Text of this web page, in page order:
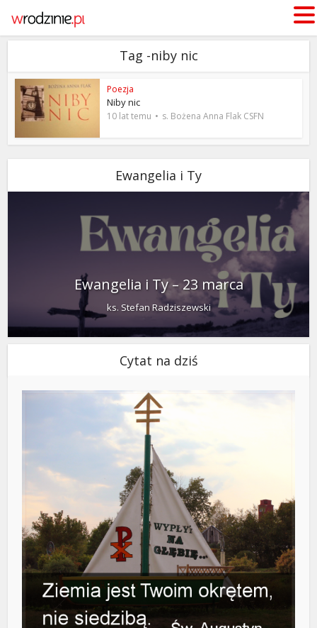
Tag -niby nic
Poezja
Niby nic
10 lat temu s. Bożena Anna Flak CSFN
Ewangelia i Ty
Ewangelia i Ty – 23 marca
ks. Stefan Radziszewski
Cytat na dziś